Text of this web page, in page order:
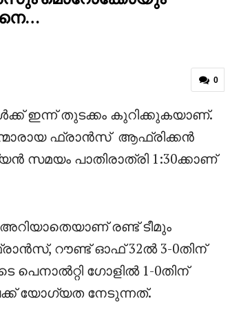
0
ഇന്ന് തുടക്കം കുറിക്കുകയാണ്.
ഫ്രാൻസ് ആഫ്രിക്കൻ
സമയം പാതിരാത്രി 1:30ക്കാണ്
രണ്ട് ടീമും
റൗണ്ട് ഓഫ് 32ൽ 3-0തിന്
ഗോളിൽ 1-0തിന്
യോഗ്യത നേടുന്നത്.